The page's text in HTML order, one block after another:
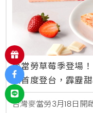
麥當勞草莓季登場
派首度登台，霹靂
體驗活動整理
台灣麥當勞3月18日開